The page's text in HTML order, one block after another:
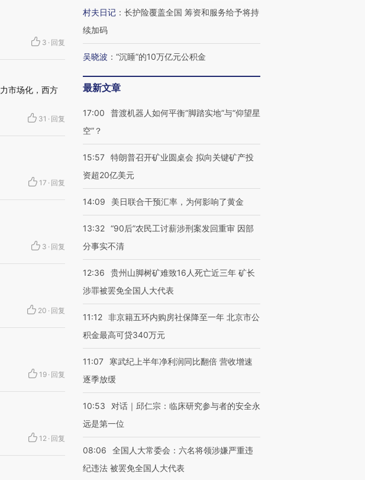
3 · 回复
市场化，西方
31 · 回复
17 · 回复
3 · 回复
20 · 回复
19 · 回复
12 · 回复
村夫日记 ： 长护险覆盖全国 筹资和服务给予将持
续加码
吴晓波 ： “沉睡”的10万亿元公积金
最新文章
17:00
普渡机器人如何平衡“脚踏实地”与“仰望星
空”？
15:57 特朗普召开矿业圆桌会 拟向关键矿产投
资超20亿美元
14:09 美日联合干预汇率，为何影响了黄金
13:32 “90后”农民工讨薪涉刑案发回重审 因部
分事实不清
12:36
贵州山脚树矿难致16人死亡近三年 矿长
涉罪被罢免全国人大代表
11:12 非京籍五环内购房社保降至一年 北京市公
积金最高可贷340万元
11:07
寒武纪上半年净利润同比翻倍 营收增速
逐季放缓
10:53
对话｜邱仁宗：临床研究参与者的安全永
远是第一位
08:06
全国人大常委会：六名将领涉嫌严重违
纪违法 被罢免全国人大代表